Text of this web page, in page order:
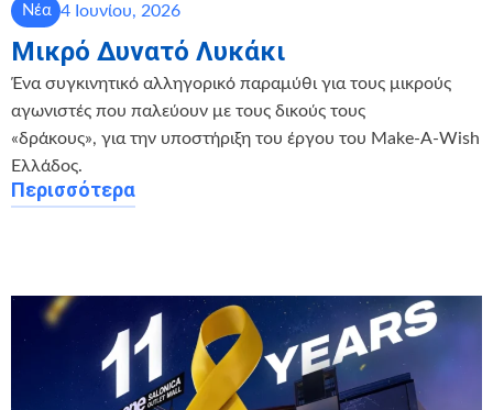
Νέα 4 Ιουνίου, 2026
Μικρό Δυνατό Λυκάκι
Ένα συγκινητικό αλληγορικό παραμύθι για τους μικρούς
αγωνιστές που παλεύουν με τους δικούς τους
«δράκους», για την υποστήριξη του έργου του Make-A-Wish
Ελλάδος.
Περισσότερα